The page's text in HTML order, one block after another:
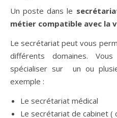
Un poste dans le
métier compatible avec la
Le secrétariat peut vous
différents domaines.
spécialiser sur un ou
exemple :
Le secrétariat médical
Le secrétariat de cabinet (